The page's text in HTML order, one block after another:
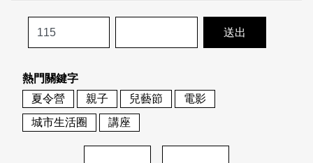
歷史專題
活動列表
地圖搜尋
關於我們
關於我們
刊物索取地點
會員基本資料
刊登活動
網站導覽 English
日本語 登入/註冊
熱門關鍵字
夏令營
親子 兒藝節
電影
城市生活圈
講座